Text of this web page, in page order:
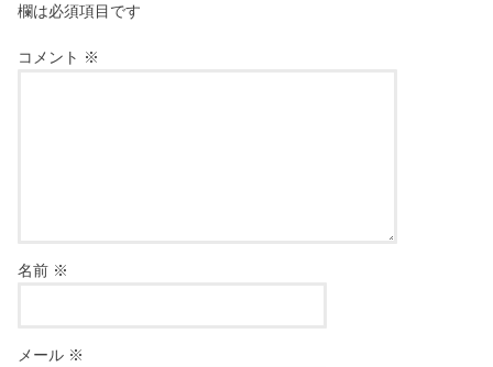
欄は必須項目です
コメント ※
名前 ※
メール ※